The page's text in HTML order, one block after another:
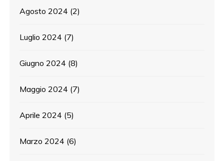
Agosto 2024 (2)
Luglio 2024 (7)
Giugno 2024 (8)
Maggio 2024 (7)
Aprile 2024 (5)
Marzo 2024 (6)